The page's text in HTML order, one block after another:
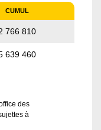
CUMUL
766 810
639 460
des
à